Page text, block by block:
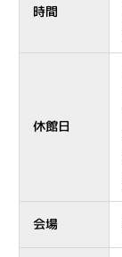
時間
休館日
会場